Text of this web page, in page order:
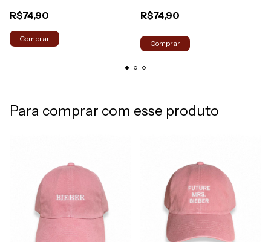
R$74,90
Comprar
R$74,90
Comprar
Para comprar com esse produto